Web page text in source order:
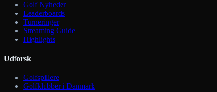
Golf Nyheder
Leaderboards
Turneringer
Streaming Guide
Highlights
Udforsk
Golfspillere
Golfklubber i Danmark